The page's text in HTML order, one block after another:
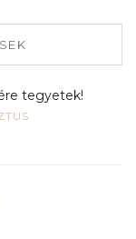
tegyetek!